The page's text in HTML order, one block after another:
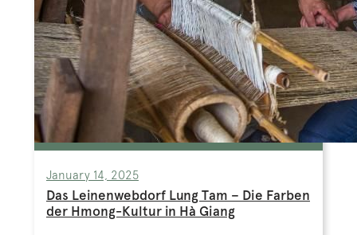
January 14, 2025
Das Leinenwebdorf Lung Tam – Die Farben
der Hmong-Kultur in Hà Giang